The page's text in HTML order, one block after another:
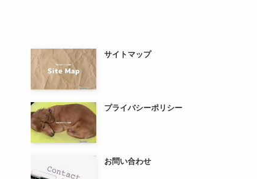
サイトマップ
プライバシーポリシー
お問い合わせ